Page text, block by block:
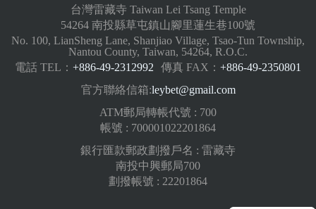
台灣雷藏寺 Taiwan Lei Tsang Temple
54264 南投縣草屯鎮山腳里蓮生巷100號
No. 100, LianSheng Lane, Shanjiao Village, Tsao-Tun Township,
Nantou County, Taiwan, 54264, R.O.C.
電話 TEL： +886-49-2312992 傳真 FAX： +886-49-2350801
官方聯絡信箱:leybet@gmail.com
ATM郵局轉帳代號 : 700
帳號 : 700001022201864
銀行匯款郵政劃撥戶名 : 雷藏寺
南投中興郵局700
劃撥帳號 : 22201864